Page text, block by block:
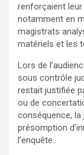
renforçaient
notamment en
magistrats
matériels et les
Lors de
sous contrôle
restait justifiée
ou de
conséquence,
présomption
l’enquête.